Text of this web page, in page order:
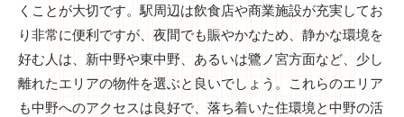
くことが大切です。駅周辺は飲食店や商業施設が充実してお
り非常に便利ですが、夜間でも賑やかなため、静かな環境を
好む人は、新中野や東中野、あるいは鷺ノ宮方面など、少し
離れたエリアの物件を選ぶと良いでしょう。これらのエリア
も中野へのアクセスは良好で、落ち着いた住環境と中野の活